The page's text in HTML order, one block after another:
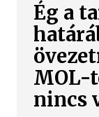
Ég a
MOL-
nincs